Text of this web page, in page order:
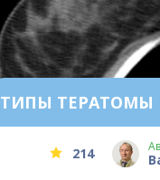
ТИПЫ ТЕРАТОМЫ
214